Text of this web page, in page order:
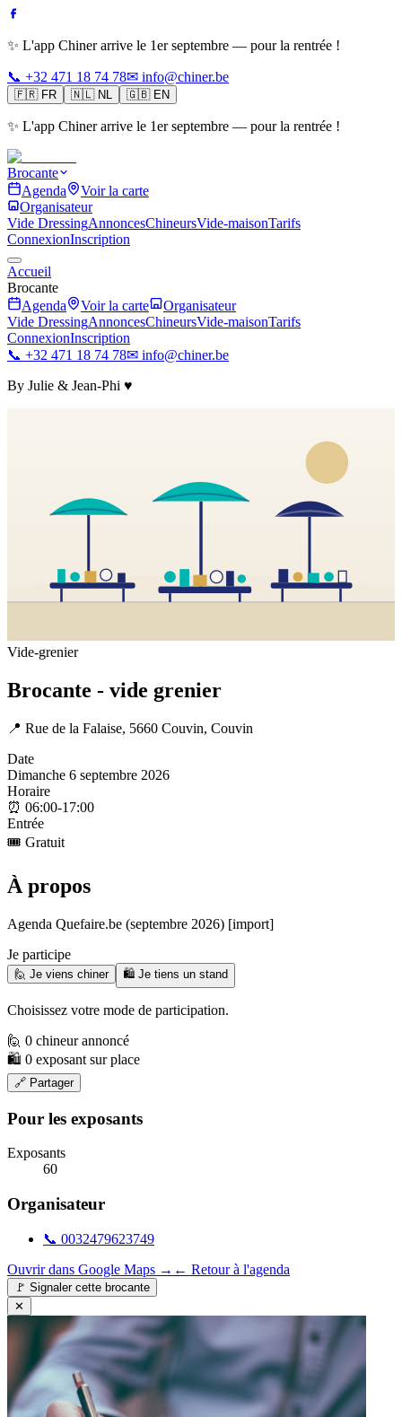
✨ L'app Chiner arrive le 1er septembre — pour la rentrée !
📞 +32 471 18 74 78✉ info@chiner.be
🇫🇷 FR 🇳🇱 NL 🇬🇧 EN
✨ L'app Chiner arrive le 1er septembre — pour la rentrée !
Brocante
Agenda
Voir la carte
Organisateur
Vide DressingAnnoncesChineursVide-maisonTarifs
ConnexionInscription
Accueil
Brocante
Agenda
Voir la carte
Organisateur
Vide DressingAnnoncesChineursVide-maisonTarifs
ConnexionInscription
📞 +32 471 18 74 78✉ info@chiner.be
By Julie & Jean-Phi ♥
Vide-grenier
Brocante - vide grenier
📍 Rue de la Falaise, 5660 Couvin, Couvin
Date
Dimanche 6 septembre 2026
Horaire
⏰ 06:00-17:00
Entrée
🎟️ Gratuit
À propos
Agenda Quefaire.be (septembre 2026) [import]
Je participe
🙋 Je viens chiner 🛍️ Je tiens un stand
Choisissez votre mode de participation.
🙋 0 chineur annoncé
🛍️ 0 exposant sur place
🔗 Partager
Pour les exposants
Exposants
60
Organisateur
📞 0032479623749
Ouvrir dans Google Maps → ← Retour à l'agenda
🚩 Signaler cette brocante
✕